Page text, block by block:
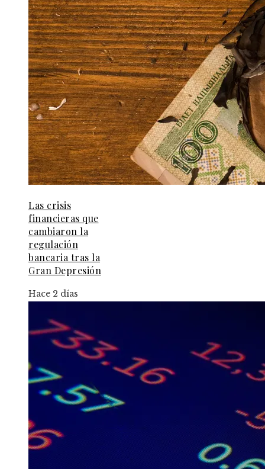
Las crisis
financieras que
cambiaron la
regulación
bancaria tras la
Gran Depresión
Hace 2 días